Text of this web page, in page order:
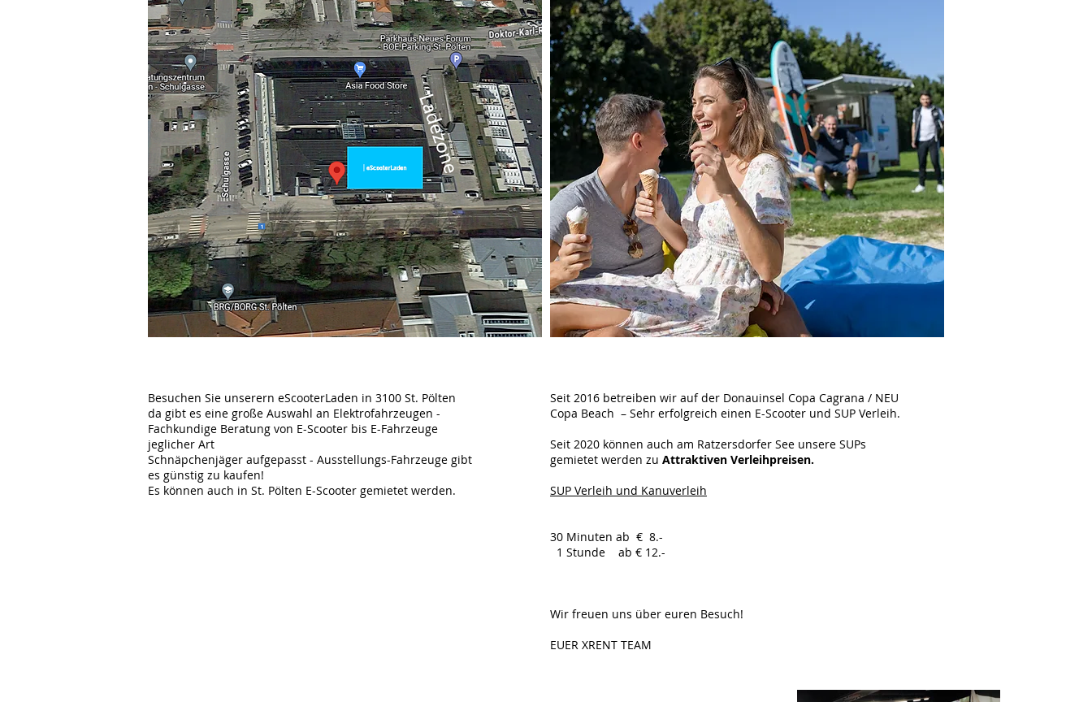
Besuchen Sie unserern eScooterLaden in 3100 St. Pölten
da gibt es eine große Auswahl an Elektrofahrzeugen -
Fachkundige Beratung von E-Scooter bis E-Fahrzeuge
jeglicher Art
Schnäpchenjäger aufgepasst - Ausstellungs-Fahrzeuge gibt
es günstig zu kaufen!
Es können auch in St. Pölten E-Scooter gemietet werden.
Seit 2016 betreiben wir auf der ‪‎Donauinsel‬ Copa Cagrana / NEU
Copa Beach – Sehr erfolgreich einen E-Scooter und SUP Verleih.
Seit 2020 können auch am Ratzersdorfer See unsere SUPs
gemietet werden zu Attraktiven Verleihpreisen.
SUP Verleih und Kanuverleih
30 Minuten ab € 8.-
1 Stunde ab € 12.-
Wir freuen uns über euren Besuch!
EUER XRENT TEAM